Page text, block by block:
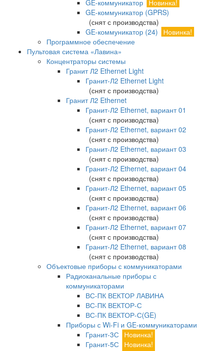
GE-коммуникатор Новинка!
GE-коммуникатор (GPRS)
(снят с производства)
GE-коммуникатор (24)
Новинка!
Программное обеспечение
Пультовая система «Лавина»
Концентраторы системы
Гранит Л2 Ethernet Light
Гранит-Л2 Ethernet Light
(снят с производства)
Гранит Л2 Ethernet
Гранит-Л2 Ethernet, вариант 01
(снят с производства)
Гранит-Л2 Ethernet, вариант 02
(снят с производства)
Гранит-Л2 Ethernet, вариант 03
(снят с производства)
Гранит-Л2 Ethernet, вариант 04
(снят с производства)
Гранит-Л2 Ethernet, вариант 05
(снят с производства)
Гранит-Л2 Ethernet, вариант 06
(снят с производства)
Гранит-Л2 Ethernet, вариант 07
(снят с производства)
Гранит-Л2 Ethernet, вариант 08
(снят с производства)
Объектовые приборы с коммуникаторами
Радиоканальные приборы с
коммуникаторами
ВС-ПК ВЕКТОР ЛАВИНА
ВС-ПК ВЕКТОР-С
ВС-ПК ВЕКТОР-С(GE)
Приборы с Wi-Fi и GE-коммуникаторами
Гранит-3С Новинка!
Гранит-5С Новинка!